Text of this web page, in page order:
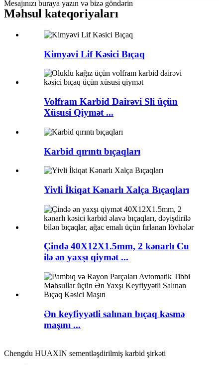
Mesajınızı buraya yazın və bizə göndərin
Məhsul kateqoriyaları
Kimyəvi Lif Kəsici Bıçaq
Volfram Karbid Dairəvi Sli üçün
Xüsusi Qiymət ...
Karbid qırıntı bıçaqları
Yivli İkiqat Kənarlı Xalça Bıçaqları
Çində 40X12X1.5mm, 2 kənarlı Cu
ilə ən yaxşı qiymət ...
Ən keyfiyyətli salınan bıçaq kəsmə
maşını ...
Chengdu HUAXIN sementləşdirilmiş karbid şirkəti